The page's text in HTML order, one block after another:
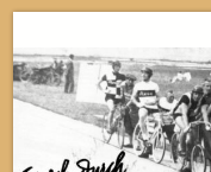
content
Strich durch